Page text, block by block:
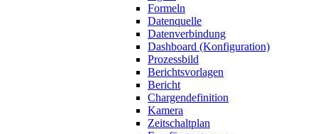
Formeln
Datenquelle
Datenverbindung
Dashboard (Konfiguration)
Prozessbild
Berichtsvorlagen
Bericht
Chargendefinition
Kamera
Zeitschaltplan